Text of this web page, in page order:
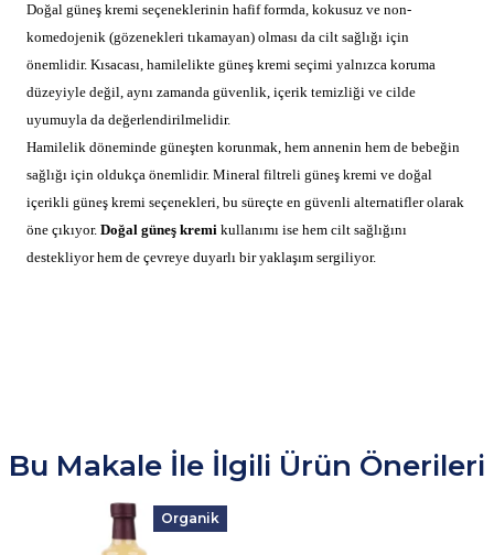
Doğal güneş kremi seçeneklerinin hafif formda, kokusuz ve non-
komedojenik (gözenekleri tıkamayan) olması da cilt sağlığı için
önemlidir. Kısacası, hamilelikte güneş kremi seçimi yalnızca koruma
düzeyiyle değil, aynı zamanda güvenlik, içerik temizliği ve cilde
uyumuyla da değerlendirilmelidir.
Hamilelik döneminde güneşten korunmak, hem annenin hem de bebeğin
sağlığı için oldukça önemlidir. Mineral filtreli güneş kremi ve doğal
içerikli güneş kremi seçenekleri, bu süreçte en güvenli alternatifler olarak
öne çıkıyor. Doğal güneş kremi kullanımı ise hem cilt sağlığını
destekliyor hem de çevreye duyarlı bir yaklaşım sergiliyor.
Bu Makale İle İlgili Ürün Önerileri
Organik